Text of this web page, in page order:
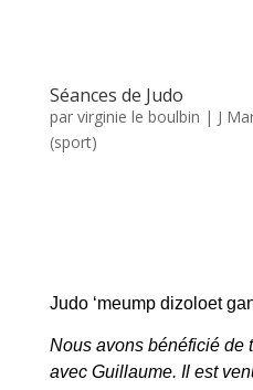
Judo ‘meump dizoloet
Judogi. Il faut toujours se
combat. Il nous a
couleur des ceintures et